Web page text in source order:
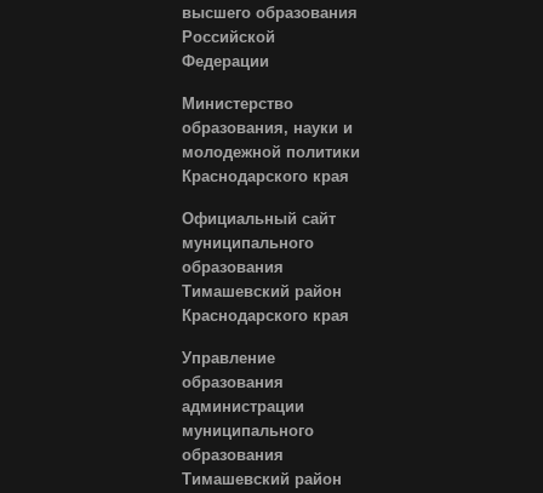
высшего образования
Российской
Федерации
Министерство
образования, науки и
молодежной политики
Краснодарского края
Официальный сайт
муниципального
образования
Тимашевский район
Краснодарского края
Управление
образования
администрации
муниципального
образования
Тимашевский район